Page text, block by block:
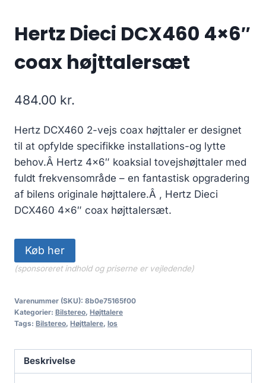
Hertz Dieci DCX460 4×6″
coax højttalersæt
484.00 kr.
Hertz DCX460 2-vejs coax højttaler er designet
til at opfylde specifikke installations-og lytte
behov.Â Hertz 4×6″ koaksial tovejshøjttaler med
fuldt frekvensområde – en fantastisk opgradering
af bilens originale højttalere.Â , Hertz Dieci
DCX460 4×6″ coax højttalersæt.
Køb her
(sponsoreret indhold og priserne er vejledende)
Varenummer (SKU): 8b0e75165f00
Kategorier: Bilstereo, Højttalere
Tags: Bilstereo, Højttalere, los
Beskrivelse